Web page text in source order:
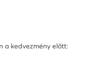
a kedvezmény előtt: